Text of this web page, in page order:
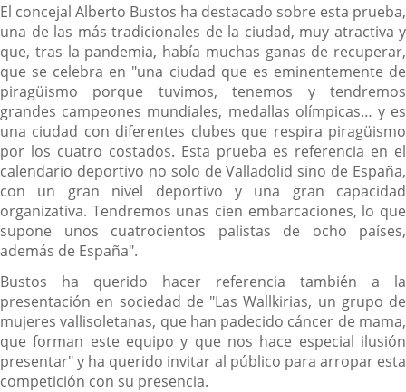
El concejal Alberto Bustos ha destacado sobre esta prueba,
una de las más tradicionales de la ciudad, muy atractiva y
que, tras la pandemia, había muchas ganas de recuperar,
que se celebra en "una ciudad que es eminentemente de
piragüismo porque tuvimos, tenemos y tendremos
grandes campeones mundiales, medallas olímpicas… y es
una ciudad con diferentes clubes que respira piragüismo
por los cuatro costados. Esta prueba es referencia en el
calendario deportivo no solo de Valladolid sino de España,
con un gran nivel deportivo y una gran capacidad
organizativa. Tendremos unas cien embarcaciones, lo que
supone unos cuatrocientos palistas de ocho países,
además de España".
Bustos ha querido hacer referencia también a la
presentación en sociedad de "Las Wallkirias, un grupo de
mujeres vallisoletanas, que han padecido cáncer de mama,
que forman este equipo y que nos hace especial ilusión
presentar" y ha querido invitar al público para arropar esta
competición con su presencia.